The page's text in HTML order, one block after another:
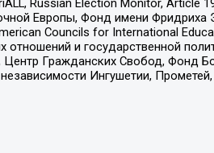
Russian Election Monitor, Article
Европы, Фонд имени Фридриха
Councils for International
и государственной
Гражданских Свобод, Фонд
Ингушетии,